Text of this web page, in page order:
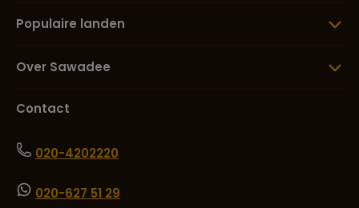
Populaire landen
Over Sawadee
Contact
020-4202220
020-627 51 29